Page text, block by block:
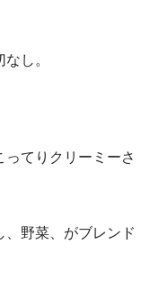
し。
てりクリーミーさ
、野菜、がブレンド